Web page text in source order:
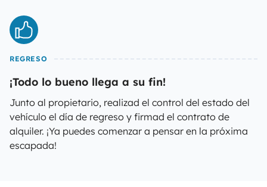
REGRESO
¡Todo lo bueno llega a su fin!
Junto al propietario, realizad el control del estado del
vehículo el día de regreso y firmad el contrato de
alquiler. ¡Ya puedes comenzar a pensar en la próxima
escapada!